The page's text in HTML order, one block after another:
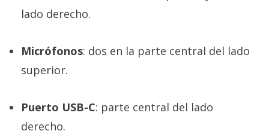
lado derecho.
Micrófonos: dos en la parte central del lado
superior.
Puerto USB-C: parte central del lado
derecho.